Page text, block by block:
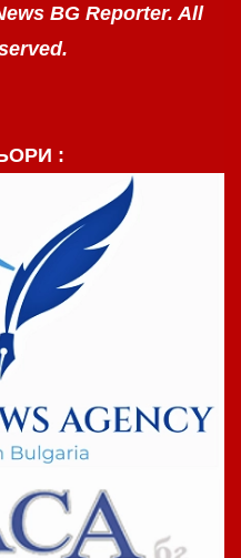
BG Reporter. All
: